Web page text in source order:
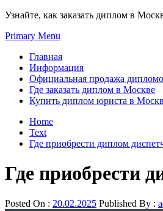
Узнайте, как заказать диплом в
Primary Menu
Главная
Информация
Официальная продажа
Где заказать диплом в Москве
Купить диплом юриста в
Home
Text
Где приобрести диплом
Где приобрести
Posted On : 20.02.2025 Published By :